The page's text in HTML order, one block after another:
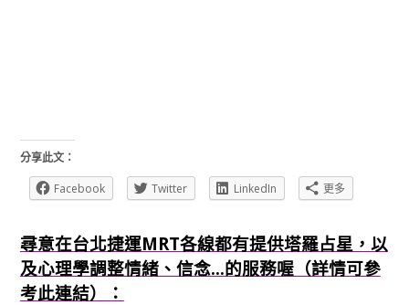
分享此文：
Facebook
Twitter LinkedIn 更多
尋意在台北捷運MRT各線都有提供塔羅占星，以
及心理學調整情緒、信念...的服務喔（詳情可參
考此連結）：